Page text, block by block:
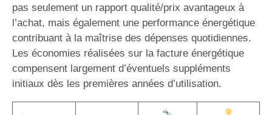
pas seulement un rapport qualité/prix avantageux à
l’achat, mais également une performance énergétique
contribuant à la maîtrise des dépenses quotidiennes.
Les économies réalisées sur la facture énergétique
compensent largement d’éventuels suppléments
initiaux dès les premières années d’utilisation.